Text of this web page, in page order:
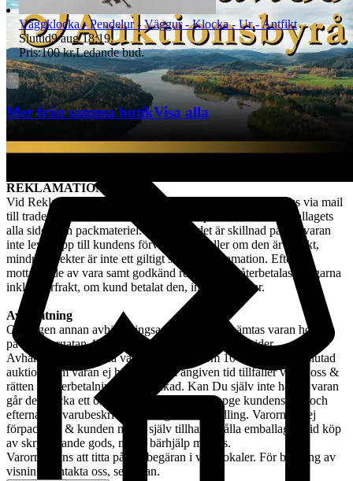
att göra avdrag motsvarande den värdeminskning som uppstått till
följd av att kund har hanterat varan i större omfattning än som varit
nödvändigt. Värdeminskningen bedöms från fall till fall. Vi försöker
hantera alla returer så snabbt som möjligt. Efter att kundens retur
hanterats återbetalas pengarna för den köpta varan. Ångerrätten
avser ej det externa köpet av leverans av objektet då
konsumenten/köparen uttryckligen har samtyckt till att tjänsten
börjar utföras och gått med på att det inte finns någon ångerrätt när
tjänsten har fullgjorts. Om misstanke att ångerrätt missbrukas, tex
budgivningsprocessen, förbehåller sig vi oss rätten att stänga av
REKLAMATION
Vid Reklamation ska kunden omgående ta kontakt med oss via mail
till tradera@jabab.se samt bifoga bilder på varan samt emballagets
alla sidor och packmateriel. Notera att det är skillnad på om varan
inte lever upp till kundens förväntningar eller om den är defekt,
mindre defekter är inte ett giltigt skäl till reklamation. Efter
mottagande av vara samt godkänd reklamation återbetalas pengarna
inkl. returfrakt, om kund betalat den, inom 30 dagar.
Avhämtning
Om ingen annan avhämtningsadress angetts, hämtas varan hos oss
på Tjalmargatan 4B i Östersund under våra öppettider.
Avhämtning av vunna varor skall ske inom 10 dagar efter avslutad
auktion. Om varan ej hämtas inom angiven tid tillfaller varan oss &
rätten till återbetalning är förbrukad. Kan Du själv inte hämta varan
går det skicka ett ombud. Ombudet skall uppge kundens för- och
efternamn, varubeskrivning & egen ID-handling. Varorna är ej
förpackade & kunden måste själv tillhandahålla emballage. Vid köp
av skrymmande gods, måste bärhjälp medtas.
Varorna finns att titta på vid begäran i våra lokaler. För bokning av
visning kontakta oss, se nedan.
Väggklocka - Pendelur - Väggur - Klocka - Ur - Antfikt
Sluttid9 aug 18:19.
Pris:100 kr,Ledande bud.
Mer från samma butikVisa alla